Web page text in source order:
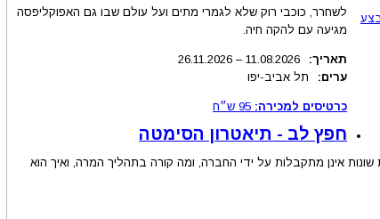
לשחרר, כוכבי רוק שלא לגמרי מתים ועל עולם שבו גם האפוקליפסה
מגיעה עם להקה חיה.
תאריך: 11.08.2026
–
26.11.2026
ערים:
תל אביב-יפו
כרטיסים למכירה: 95 ש״ח
חפץ לב - תיאטרון הסימטה
אינן מתקבלות על ידי החברה, ומה קורה בתהליך המרה, ואיך הוא